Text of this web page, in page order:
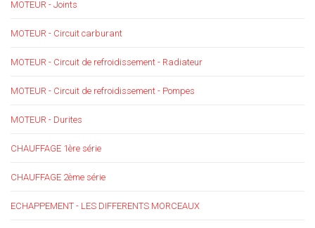
MOTEUR - Joints
MOTEUR - Circuit carburant
MOTEUR - Circuit de refroidissement - Radiateur
MOTEUR - Circuit de refroidissement - Pompes
MOTEUR - Durites
CHAUFFAGE 1ère série
CHAUFFAGE 2ème série
ECHAPPEMENT - LES DIFFERENTS MORCEAUX